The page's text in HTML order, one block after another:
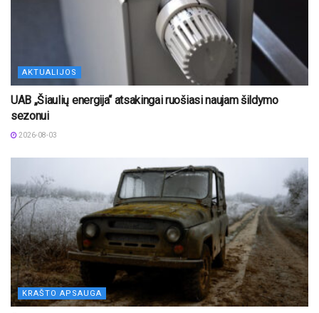
AKTUALIJOS
UAB „Šiaulių energija“ atsakingai ruošiasi naujam šildymo
sezonui
2026-08-03
KRAŠTO APSAUGA